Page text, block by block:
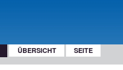
ÜBERSICHT SEITE